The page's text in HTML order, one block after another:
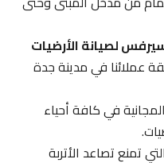
لصيانة الأرضيات
في مدينة جدة
في كافة أحياء
تصاعد الأتربة